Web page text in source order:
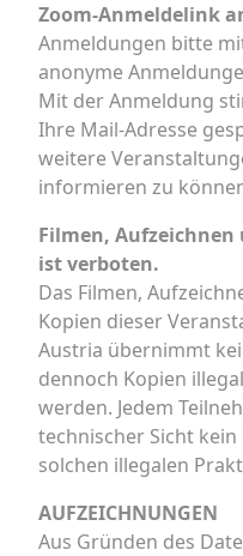
Zoom-Anmeldelink
Anmeldungen bitte
anonyme
Mit der Anmeldung
Ihre Mail-Adresse
weitere
informieren zu
Filmen,
ist verboten.
Das Filmen,
Kopien dieser
Austria übernimmt
dennoch Kopien
werden. Jedem
technischer Sicht
solchen illegalen
AUFZEICHNUNGEN
Aus Gründen des